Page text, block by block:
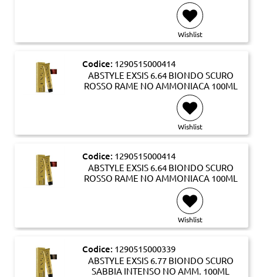
Wishlist
Codice: 1290515000414
ABSTYLE EXSIS 6.64 BIONDO SCURO
ROSSO RAME NO AMMONIACA 100ML
Wishlist
Codice: 1290515000414
ABSTYLE EXSIS 6.64 BIONDO SCURO
ROSSO RAME NO AMMONIACA 100ML
Wishlist
Codice: 1290515000339
ABSTYLE EXSIS 6.77 BIONDO SCURO
SABBIA INTENSO NO AMM. 100ML